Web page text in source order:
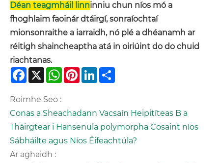
Déan teagmháil linninniu chun níos mó a
fhoghlaim faoinár dtáirgí, sonraíochtaí
mionsonraithe a iarraidh, nó plé a dhéanamh ar
réitigh shaincheaptha atá in oiriúint do do chuid
riachtanas.
Facebook
X WhatsApp
Pinterest
LinkedIn
Roimhe Seo :
Conas a Sheachadann Vacsaín Heipitíteas B a
Tháirgtear i Hansenula polymorpha Cosaint níos
Sábháilte agus Níos Éifeachtúla?
Ar aghaidh :